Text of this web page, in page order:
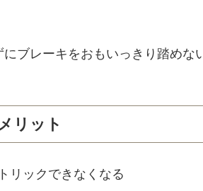
ブレーキをおもいっきり踏めな
リット
リックできなくなる